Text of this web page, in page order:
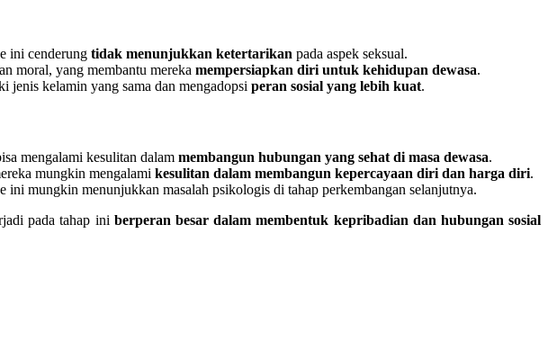
ini cenderung tidak menunjukkan ketertarikan pada aspek seksual.
moral, yang membantu mereka mempersiapkan diri untuk kehidupan dewasa.
jenis kelamin yang sama dan mengadopsi peran sosial yang lebih kuat.
mengalami kesulitan dalam membangun hubungan yang sehat di masa dewasa.
mungkin mengalami kesulitan dalam membangun kepercayaan diri dan harga diri.
ini mungkin menunjukkan masalah psikologis di tahap perkembangan selanjutnya.
pada tahap ini berperan besar dalam membentuk kepribadian dan hubungan sosial